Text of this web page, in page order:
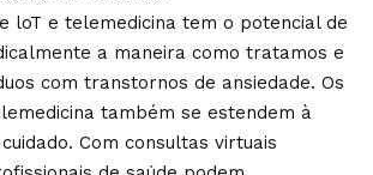
loT e telemedicina tem o potencial de
a maneira como tratamos e
com transtornos de ansiedade. Os
também se estendem à
Com consultas virtuais